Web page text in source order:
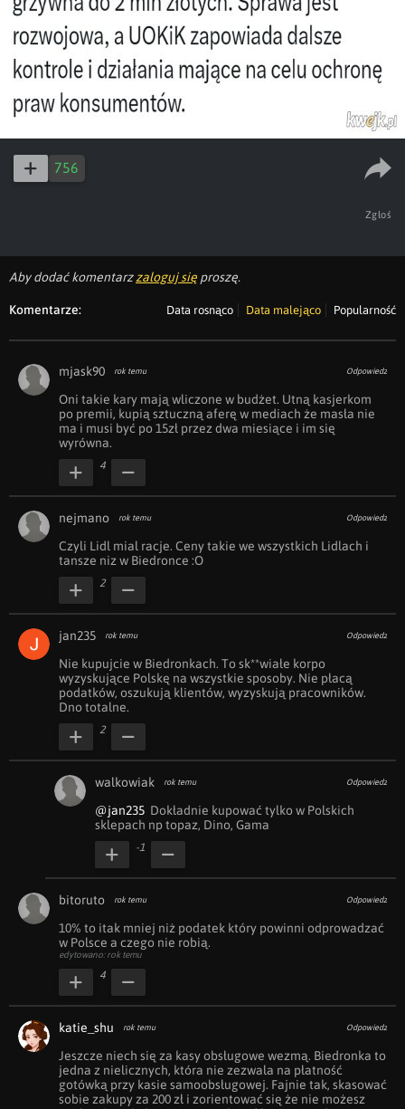
756
Zgłoś
Aby dodać komentarzzaloguj się proszę.
Komentarze: Data rosnąco Data malejąco Popularność
mjask90 rok temu Odpowiedz
Oni takie kary mają wliczone w budżet. Utną kasjerkom
po premii, kupią sztuczną aferę w mediach że masła nie
ma i musi być po 15zł przez dwa miesiące i im się
wyrówna.
4
nejmano rok temu Odpowiedz
Czyli Lidl mial racje. Ceny takie we wszystkich Lidlach i
tansze niz w Biedronce :O
2
jan235 rok temu Odpowiedz
Nie kupujcie w Biedronkach. To sk**wiałe korpo
wyzyskujące Polskę na wszystkie sposoby. Nie płacą
podatków, oszukują klientów, wyzyskują pracowników.
Dno totalne.
2
walkowiak rok temu Odpowiedz
@jan235
  Dokładnie kupować tylko w Polskich
sklepach np topaz, Dino, Gama
-1
bitoruto rok temu Odpowiedz
10% to itak mniej niż podatek który powinni odprowadzać
w Polsce a czego nie robią.
edytowano: rok temu
4
katie_shu rok temu Odpowiedz
Jeszcze niech się za kasy obsługowe wezmą. Biedronka to
jedna z nielicznych, która nie zezwala na płatność
gotówką przy kasie samoobsługowej. Fajnie tak, skasować
sobie zakupy za 200 zł i zorientować się że nie możesz